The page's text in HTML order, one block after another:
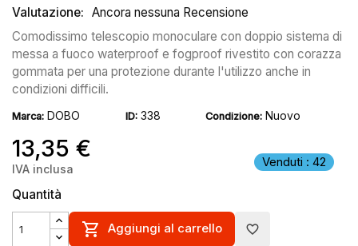
Valutazione: Ancora nessuna Recensione
Comodissimo telescopio monoculare con doppio sistema di
messa a fuoco waterproof e fogproof rivestito con corazza
gommata per una protezione durante l'utilizzo anche in
condizioni difficili.
Marca: DOBO ID: 338 Condizione: Nuovo
13,35 € Venduti : 42
IVA inclusa
Quantità
 Aggiungi al carrello favorite_border